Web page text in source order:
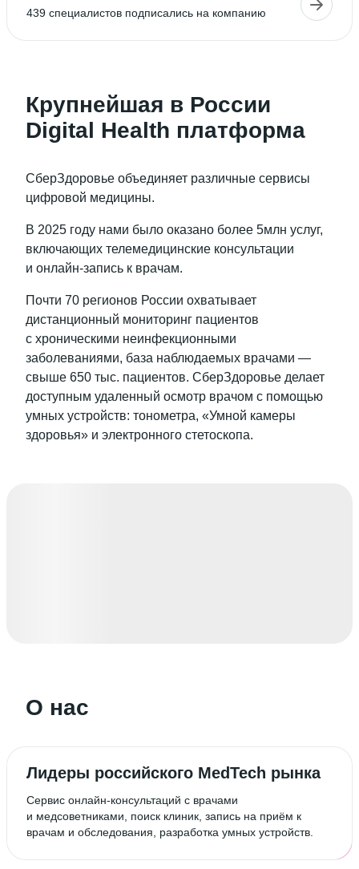
439 специалистов подписались на компанию
Крупнейшая в России
Digital Health платформа
СберЗдоровье объединяет различные сервисы
цифровой медицины.
В 2025 году нами было оказано более 5млн услуг,
включающих телемедицинские консультации
и онлайн-запись к врачам.
Почти 70 регионов России охватывает
дистанционный мониторинг пациентов
с хроническими неинфекционными
заболеваниями, база наблюдаемых врачами —
свыше 650 тыс. пациентов. СберЗдоровье делает
доступным удаленный осмотр врачом с помощью
умных устройств: тонометра, «Умной камеры
здоровья» и электронного стетоскопа.
О нас
Лидеры российского MedTech рынка
Сервис онлайн-консультаций с врачами
и медсоветниками, поиск клиник, запись на приём к
врачам и обследования, разработка умных устройств.